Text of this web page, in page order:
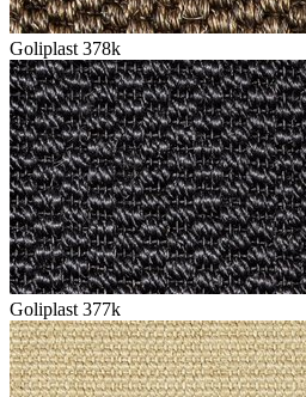
Goliplast 378k
Goliplast 377k